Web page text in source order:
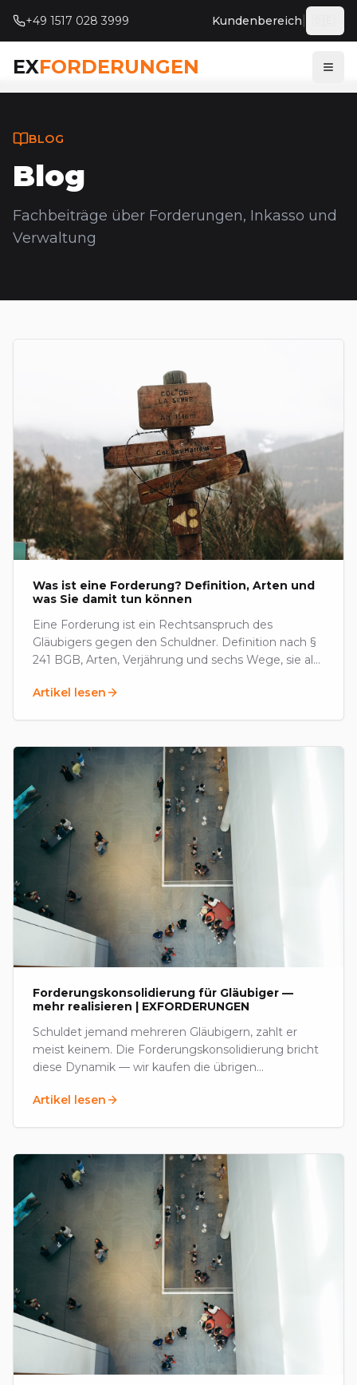
+49 1517 028 3999 Kundenbereich
EXFORDERUNGEN
BLOG
Blog
Fachbeiträge über Forderungen, Inkasso und
Verwaltung
Was ist eine Forderung? Definition, Arten und
was Sie damit tun können
Eine Forderung ist ein Rechtsanspruch des
Gläubigers gegen den Schuldner. Definition nach §
241 BGB, Arten, Verjährung und sechs Wege, sie als
Artikel lesen
Forderungskonsolidierung für Gläubiger —
mehr realisieren | EXFORDERUNGEN
Schuldet jemand mehreren Gläubigern, zahlt er
meist keinem. Die Forderungskonsolidierung bricht
diese Dynamik — wir kaufen die übrigen
Vereinbarung.
Artikel lesen